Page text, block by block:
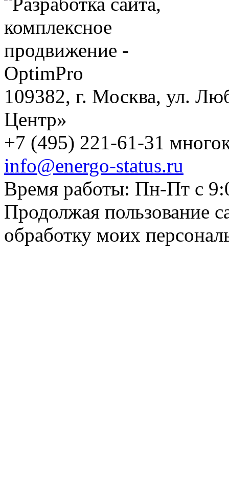
109382, г. Москва, ул.
Центр»
+7 (495) 221-61-31
info@energo-status.ru
Время работы: Пн-Пт с
Продолжая пользование
обработку моих